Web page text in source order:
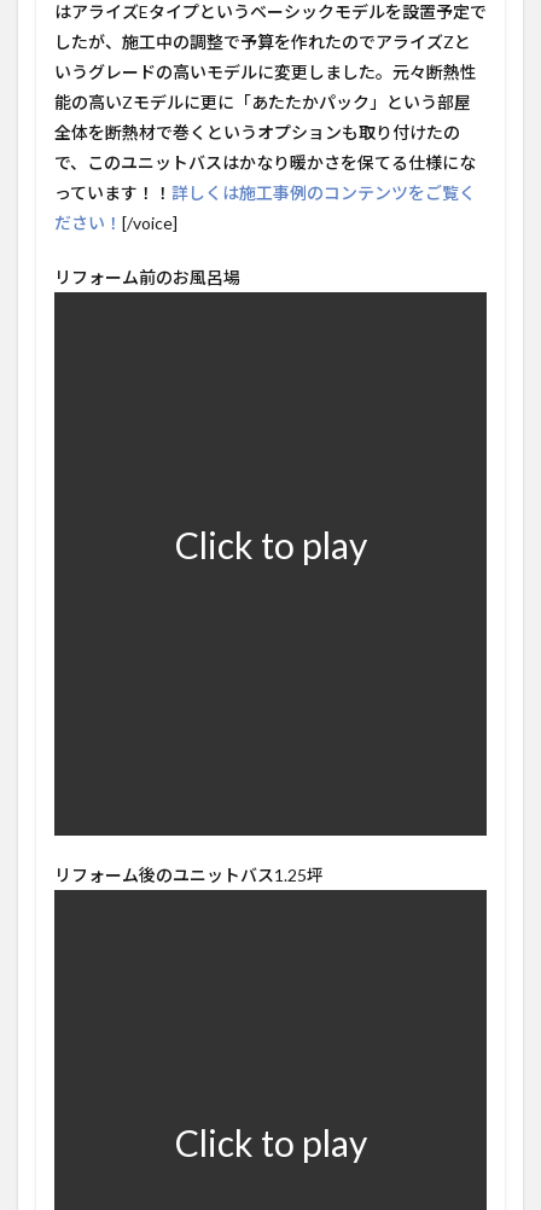
はアライズEタイプというベーシックモデルを設置予定で
したが、施工中の調整で予算を作れたのでアライズZと
いうグレードの高いモデルに変更しました。元々断熱性
能の高いZモデルに更に「あたたかパック」という部屋
全体を断熱材で巻くというオプションも取り付けたの
で、このユニットバスはかなり暖かさを保てる仕様にな
っています！！ 詳しくは施工事例のコンテンツをご覧く
ださい！ [/voice]
リフォーム前のお風呂場
Click to play
リフォーム後のユニットバス1.25坪
Click to play